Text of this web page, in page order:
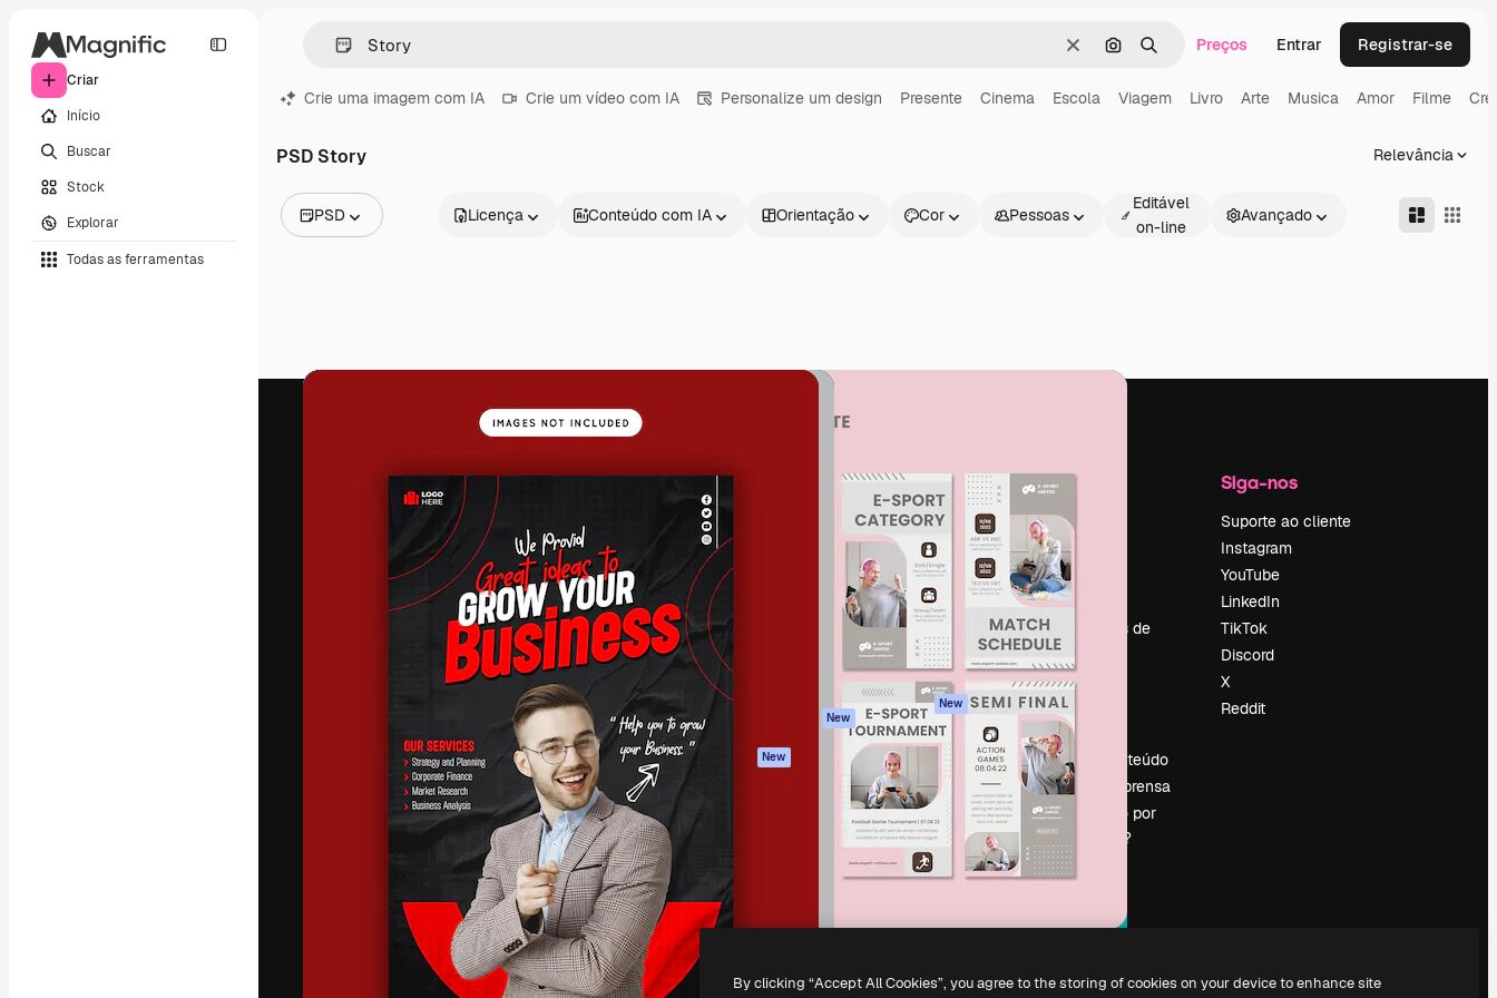
Criar
Início
Buscar
Stock
Explorar
Todas as ferramentas
LimparPesquisar por imagem
BuscarPreços Entrar Registrar-se
Crie uma imagem com IA Crie um vídeo com IA Personalize um design Presente Cinema Escola Viagem Livro Arte Musica Amor Filme
PSD Story Relevância
PSD
Vídeos
Licença Conteúdo com IA Orientação Cor Pessoas
Editável
on-line
Avançado
A plataforma criativa para você direcionar
seu melhor trabalho. Mais de 1 milhão de
assinantes entre criativos, empresas,
agências e estúdios.
Português
Produtos
Spaces
Assistente de IA
Gerador de
imagens
Gerador de vídeos
Texto para voz
Conteúdo de stock
MCP para
Claude/ChatGPT
New
New
Começar
Academy
Documentação
Atendimento
Termos e
condições
Política de
privacidade
Originais New
Política de cookies
Central de
confiabilidade
Afiliados
Empresas
Empresa
Preços
Sobre nós
Reviews
Emprego
Tendências de
pesquisa
Blog
Eventos
Slidesgo
Vender conteúdo
Sala de imprensa
Procurando por
magnific.ai?
Siga-nos
Suporte ao cliente
Instagram
YouTube
LinkedIn
TikTok
Discord
X
Reddit
Copyright © 2010-2026Freepik Company S.L.U. Todos os direitos reservados.
By clicking “Accept All Cookies”, you agree to the storing of cookies on your device to enhance site